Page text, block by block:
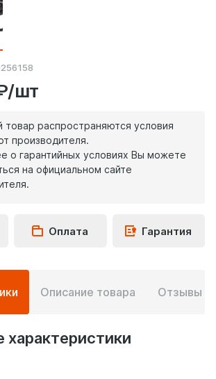
шт
товар распространяются условия
производителя.
о гарантийных условиях Вы можете
на официальном сайте
Оплата Гарантия
Описание товара Отзывы